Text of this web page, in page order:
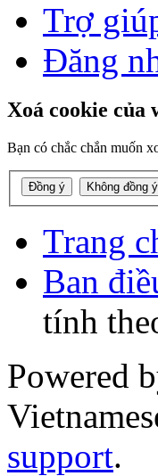
Trợ
Đăng
Xoá cookie của
Bạn có chắc chắn muốn
Trang
Ban
tính
Powered
support.